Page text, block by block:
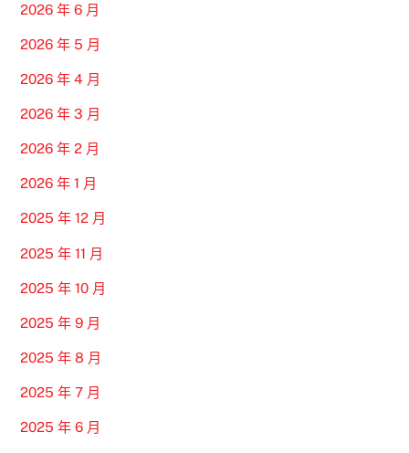
2026 年 6 月
2026 年 5 月
2026 年 4 月
2026 年 3 月
2026 年 2 月
2026 年 1 月
2025 年 12 月
2025 年 11 月
2025 年 10 月
2025 年 9 月
2025 年 8 月
2025 年 7 月
2025 年 6 月